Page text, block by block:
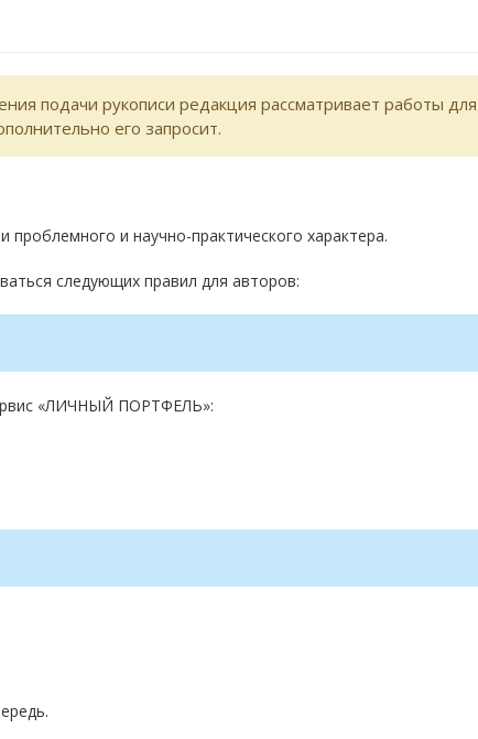
подачи рукописи редакция рассматривает работы
его запросит.
и научно-практического характера.
следующих правил для авторов:
«ЛИЧНЫЙ ПОРТФЕЛЬ»: